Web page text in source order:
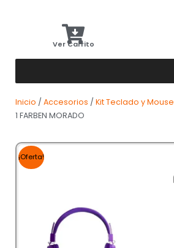
Ver Carrito
Inicio / Accesorios / Kit Teclado y Mouse
1 FARBEN MORADO
¡Oferta!